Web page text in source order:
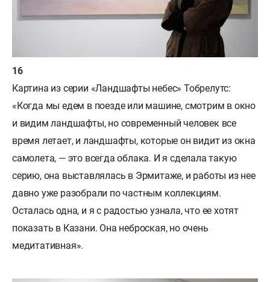
Картина из серии «Ландшафты небес» Тобрелутс:
«Когда мы едем в поезде или машине, смотрим в окно
и видим ландшафты, но современный человек все
время летает, и ландшафты, которые он видит из окна
самолета, — это всегда облака. И я сделала такую
серию, она выставлялась в Эрмитаже, и работы из нее
давно уже разобрали по частным коллекциям.
Осталась одна, и я с радостью узнала, что ее хотят
показать в Казани. Она неброская, но очень
медитативная».